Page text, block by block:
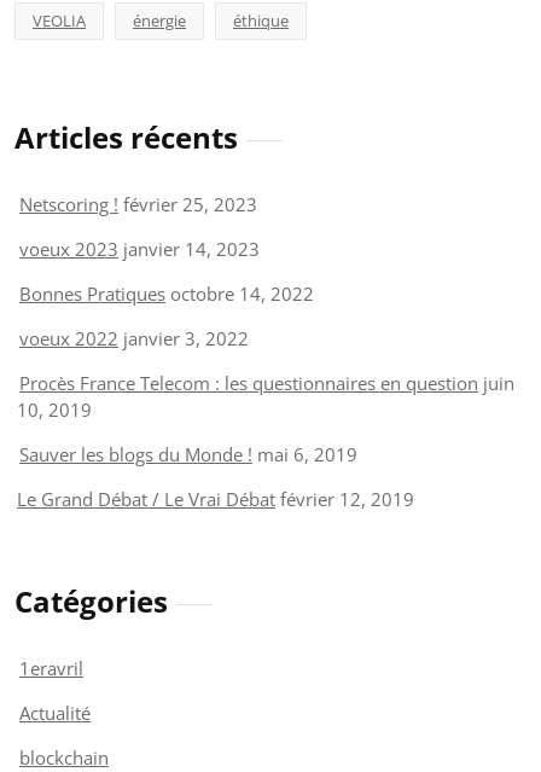
VEOLIA énergie éthique
Articles récents
Netscoring ! février 25, 2023
voeux 2023 janvier 14, 2023
Bonnes Pratiques octobre 14, 2022
voeux 2022 janvier 3, 2022
Procès France Telecom : les questionnaires en question juin
10, 2019
Sauver les blogs du Monde ! mai 6, 2019
Le Grand Débat / Le Vrai Débat février 12, 2019
Catégories
1eravril
Actualité
blockchain